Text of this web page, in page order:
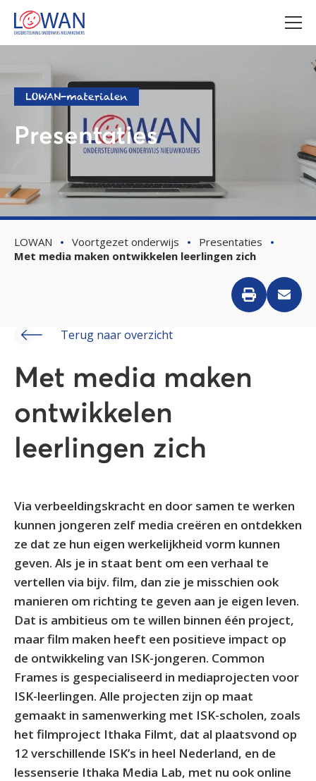
LOWAN-materialen
Presentaties
LOWAN Voortgezet onderwijs
Presentaties
Met media maken ontwikkelen leerlingen zich
Terug naar overzicht
Met media maken
ontwikkelen
leerlingen zich
Via verbeeldingskracht en door samen te werken
kunnen jongeren zelf media creëren en ontdekken
ze dat ze hun eigen werkelijkheid vorm kunnen
geven. Als je in staat bent om een verhaal te
vertellen via bijv. film, dan zie je misschien ook
manieren om richting te geven aan je eigen leven.
Dat is ambitieus om te willen binnen één project,
maar film maken heeft een positieve impact op
de ontwikkeling van ISK-jongeren. Common
Frames is gespecialiseerd in mediaprojecten voor
ISK-leerlingen. Alle projecten zijn op maat
gemaakt in samenwerking met ISK-scholen, zoals
het filmproject Ithaka Filmt, dat al plaatsvond op
12 verschillende ISK’s in heel Nederland, en de
lessenserie Ithaka Media Lab, met nu ook online